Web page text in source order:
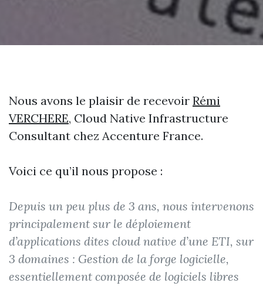
Nous avons le plaisir de recevoir Rémi
VERCHERE, Cloud Native Infrastructure
Consultant chez Accenture France.
Voici ce qu’il nous propose :
Depuis un peu plus de 3 ans, nous intervenons
principalement sur le déploiement
d’applications dites cloud native d’une ETI, sur
3 domaines : Gestion de la forge logicielle,
essentiellement composée de logiciels libres